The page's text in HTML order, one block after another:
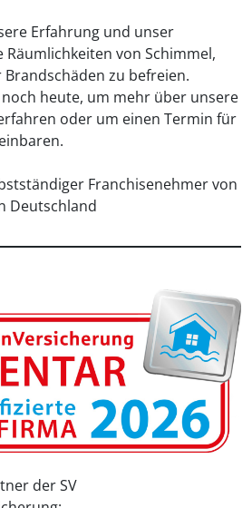
Erfahrung und unser
Räumlichkeiten von Schimmel,
zu befreien.
heute, um mehr über unsere
oder um einen Termin für
Franchisenehmer von
Deutschland
der SV